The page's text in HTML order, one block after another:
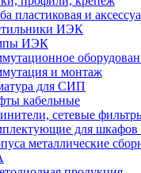
пластиковая и
ИЭК
ИЭК
и монтаж
для СИП
кабельные
сетевые
для шкафов
металлические